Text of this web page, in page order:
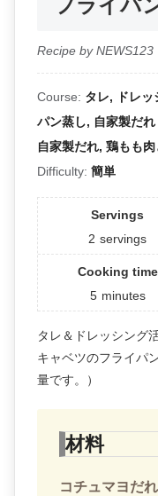
フライパ
Recipe by NEWS123
Course: タレ, ドレッ
パン蒸し, 自家製だれ
自家製だれ, 鶏もも
Difficulty: 簡単
Servings
2 servings
Cooking time
5 minutes
タレ＆ドレッシング
キャベツのフライパ
量です。）
材料
コチュマヨだ